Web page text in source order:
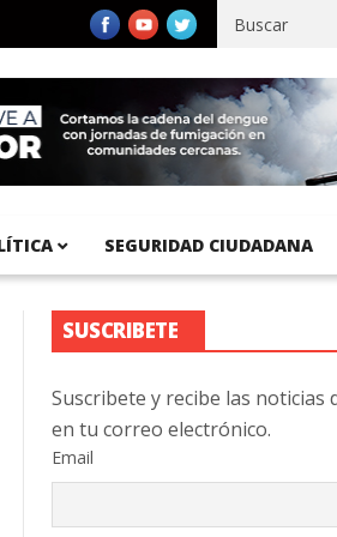
del Pacífico registra 92 % de avance
SEGURIDAD CIUDADANA
SUSCRIBETE
Suscribete y recibe las noticias
en tu correo electrónico.
Email